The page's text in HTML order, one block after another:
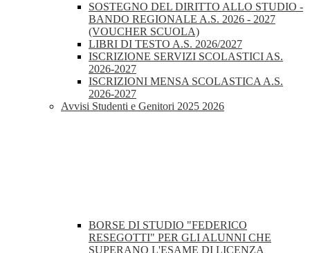
SOSTEGNO DEL DIRITTO ALLO STUDIO -
BANDO REGIONALE A.S. 2026 - 2027
(VOUCHER SCUOLA)
LIBRI DI TESTO A.S. 2026/2027
ISCRIZIONE SERVIZI SCOLASTICI AS.
2026-2027
ISCRIZIONI MENSA SCOLASTICA A.S.
2026-2027
Avvisi Studenti e Genitori 2025 2026
BORSE DI STUDIO "FEDERICO
RESEGOTTI" PER GLI ALUNNI CHE
SUPERANO L'ESAME DI LICENZA